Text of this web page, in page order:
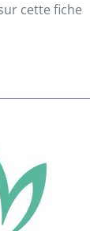
cette fiche